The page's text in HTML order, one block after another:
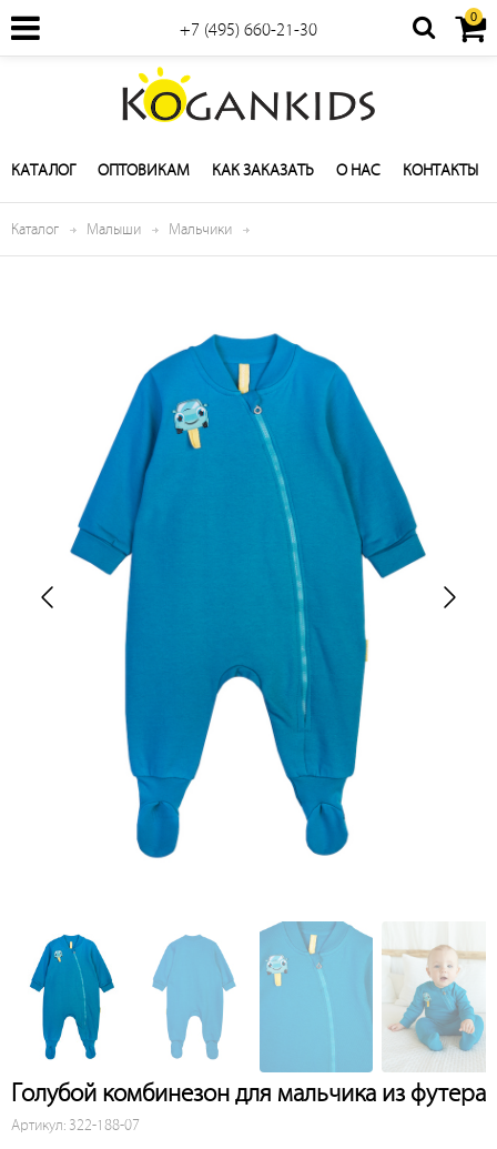
+7 (495) 660-21-30
0
КАТАЛОГ ОПТОВИКАМ КАК ЗАКАЗАТЬ О НАС КОНТАКТЫ
Каталог Малыши Мальчики
Голубой комбинезон для мальчика из футера
Артикул: 322-188-07